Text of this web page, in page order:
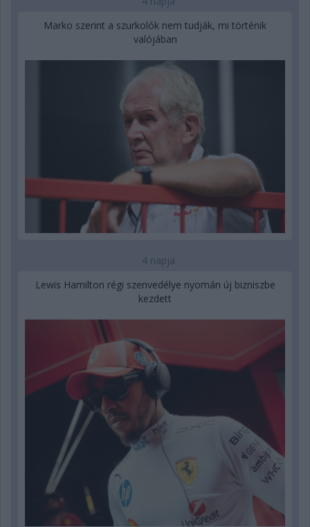
Marko szerint a szurkolók nem tudják, mi történik
valójában
4 napja
Lewis Hamilton régi szenvedélye nyomán új bizniszbe
kezdett